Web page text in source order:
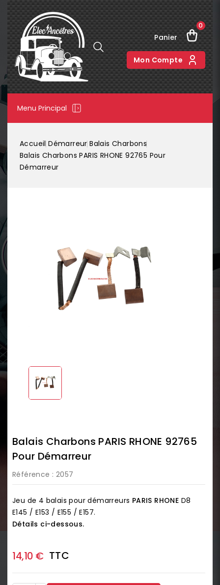
Panier
0
Mon Compte
Menu Principal
Accueil Démarreur Balais Charbons
Balais Charbons PARIS RHONE 92765 Pour
Démarreur
Balais Charbons PARIS RHONE 92765
Pour Démarreur
Référence : 2057
Jeu de 4 balais pour démarreurs PARIS RHONE D8
E145 / E153 / E155 / E157.
Détails ci-dessous.
14,10 € TTC